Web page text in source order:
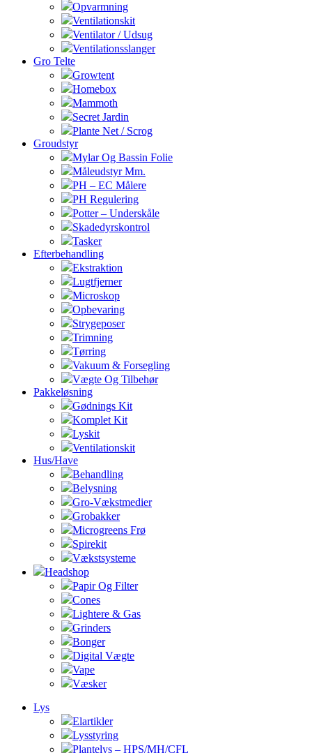
Opvarmning
Ventilationskit
Ventilator / Udsug
Ventilationsslanger
Gro Telte
Growtent
Homebox
Mammoth
Secret Jardin
Plante Net / Scrog
Groudstyr
Mylar Og Bassin Folie
Måleudstyr Mm.
PH – EC Målere
PH Regulering
Potter – Underskåle
Skadedyrskontrol
Tasker
Efterbehandling
Ekstraktion
Lugtfjerner
Microskop
Opbevaring
Strygeposer
Trimning
Tørring
Vakuum & Forsegling
Vægte Og Tilbehør
Pakkeløsning
Gødnings Kit
Komplet Kit
Lyskit
Ventilationskit
Hus/Have
Behandling
Belysning
Gro-Vækstmedier
Grobakker
Microgreens Frø
Spirekit
Vækstsysteme
Headshop
Papir Og Filter
Cones
Lightere & Gas
Grinders
Bonger
Digital Vægte
Vape
Væsker
Lys
Elartikler
Lysstyring
Plantelys – HPS/MH/CFL